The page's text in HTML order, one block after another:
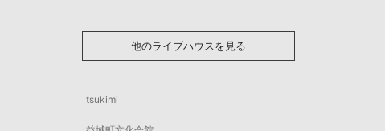
他のライブハウスを見る
tsukimi